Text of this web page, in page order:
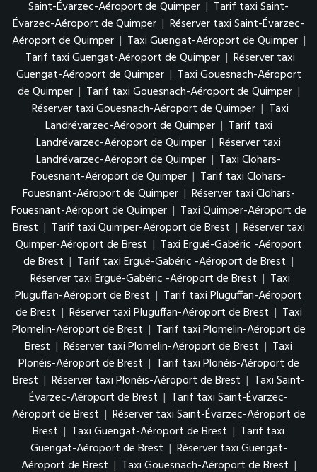
Saint-Évarzec-Aéroport de Quimper | Tarif taxi Saint-
Évarzec-Aéroport de Quimper | Réserver taxi Saint-Évarzec-
Aéroport de Quimper | Taxi Guengat-Aéroport de Quimper |
Tarif taxi Guengat-Aéroport de Quimper | Réserver taxi
Guengat-Aéroport de Quimper | Taxi Gouesnach-Aéroport
de Quimper | Tarif taxi Gouesnach-Aéroport de Quimper |
Réserver taxi Gouesnach-Aéroport de Quimper | Taxi
Landrévarzec-Aéroport de Quimper | Tarif taxi
Landrévarzec-Aéroport de Quimper | Réserver taxi
Landrévarzec-Aéroport de Quimper | Taxi Clohars-
Fouesnant-Aéroport de Quimper | Tarif taxi Clohars-
Fouesnant-Aéroport de Quimper | Réserver taxi Clohars-
Fouesnant-Aéroport de Quimper | Taxi Quimper-Aéroport de
Brest | Tarif taxi Quimper-Aéroport de Brest | Réserver taxi
Quimper-Aéroport de Brest | Taxi Ergué-Gabéric -Aéroport
de Brest | Tarif taxi Ergué-Gabéric -Aéroport de Brest |
Réserver taxi Ergué-Gabéric -Aéroport de Brest | Taxi
Pluguffan-Aéroport de Brest | Tarif taxi Pluguffan-Aéroport
de Brest | Réserver taxi Pluguffan-Aéroport de Brest | Taxi
Plomelin-Aéroport de Brest | Tarif taxi Plomelin-Aéroport de
Brest | Réserver taxi Plomelin-Aéroport de Brest | Taxi
Plonéis-Aéroport de Brest | Tarif taxi Plonéis-Aéroport de
Brest | Réserver taxi Plonéis-Aéroport de Brest | Taxi Saint-
Évarzec-Aéroport de Brest | Tarif taxi Saint-Évarzec-
Aéroport de Brest | Réserver taxi Saint-Évarzec-Aéroport de
Brest | Taxi Guengat-Aéroport de Brest | Tarif taxi
Guengat-Aéroport de Brest | Réserver taxi Guengat-
Aéroport de Brest | Taxi Gouesnach-Aéroport de Brest |